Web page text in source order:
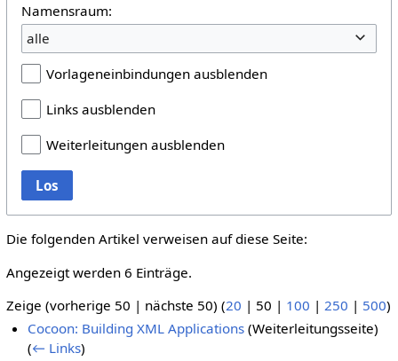
Namensraum:
alle
Vorlageneinbindungen ausblenden
Links ausblenden
Weiterleitungen ausblenden
Los
Die folgenden Artikel verweisen auf diese Seite:
Angezeigt werden 6 Einträge.
Zeige (vorherige 50 | nächste 50) (20 | 50 | 100 | 250 | 500)
Cocoon: Building XML Applications (Weiterleitungsseite)
(← Links)